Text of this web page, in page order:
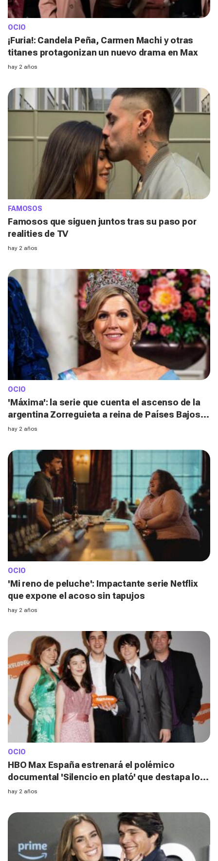
OCIO
¡Furia!: Candela Peña, Carmen Machi y otras
titanes protagonizan un nuevo drama en Max
hay 2 años
FAMOSOS
Famosos que siguen juntos tras su paso por
realities de TV
hay 2 años
OCIO
'Máxima': la serie que cuenta el ascenso de la
argentina Zorreguieta a reina de Países Bajos
se podrá ver en España
hay 2 años
OCIO
'Mi reno de peluche': Impactante serie Netflix
que expone el acoso sin tapujos
hay 2 años
OCIO
HBO Max España estrenará el polémico
documental 'Silencio en plató' que destapa los
abusos sexuales en Nickelodeon
hay 2 años